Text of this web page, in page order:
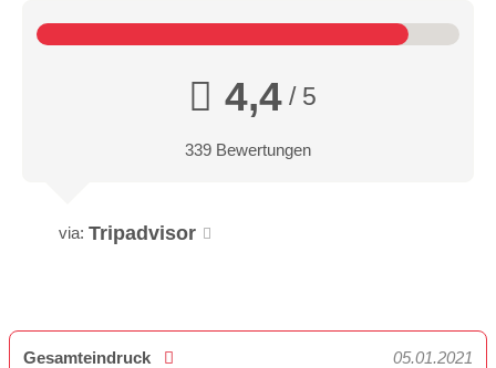
4,4/ 5
339 Bewertungen
via: Tripadvisor
Gesamteindruck 05.01.2021